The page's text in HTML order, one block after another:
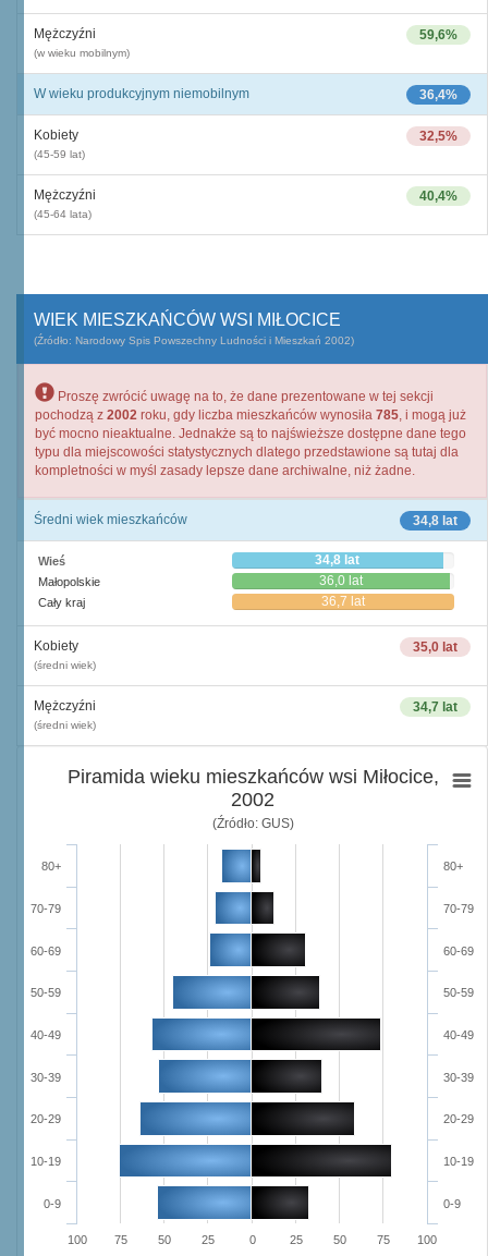
59,6%
Mężczyźni
(w wieku mobilnym)
36,4%
W wieku produkcyjnym niemobilnym
32,5%
Kobiety
(45-59 lat)
40,4%
Mężczyźni
(45-64 lata)
WIEK MIESZKAŃCÓW WSI MIŁOCICE
(Źródło: Narodowy Spis Powszechny Ludności i Mieszkań 2002)
Proszę zwrócić uwagę na to, że dane prezentowane w tej sekcji
pochodzą z 2002 roku, gdy liczba mieszkańców wynosiła 785, i mogą już
być mocno nieaktualne. Jednakże są to najświeższe dostępne dane tego
typu dla miejscowości statystycznych dlatego przedstawione są tutaj dla
kompletności w myśl zasady lepsze dane archiwalne, niż żadne.
34,8 lat
Średni wiek mieszkańców
Wieś 34,8 lat
Małopolskie 36,0 lat
Cały kraj 36,7 lat
35,0 lat
Kobiety
(średni wiek)
34,7 lat
Mężczyźni
(średni wiek)
Piramida wieku mieszkańców wsi Miłocice,
2002
(Źródło: GUS)
0-9
10-19
20-29
30-39
40-49
50-59
60-69
70-79
80+
0-9
10-19
20-29
30-39
40-49
50-59
60-69
70-79
80+
100 75 50 25 0 25 50 75 100